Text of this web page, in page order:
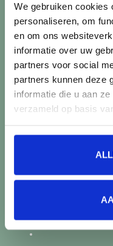
We gebruiken cookies
personaliseren, om
en om ons
informatie over uw
partners voor social
partners kunnen deze
informatie die u aan
verzameld op basis